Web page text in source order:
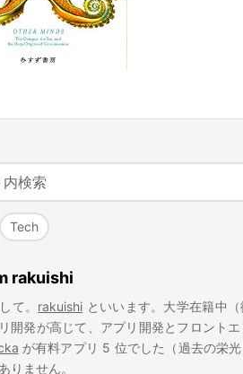
Tech
rakuishi
て。 rakuishi といいます。大学在籍中
開発が高じて、アプリ開発とフロント
が有料アプリ 5 位でした（過去の栄
りません。